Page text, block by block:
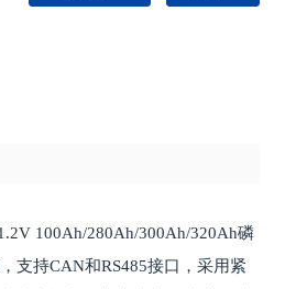
100Ah/280Ah/300Ah/320Ah磷
支持CAN和RS485接口，采用紧